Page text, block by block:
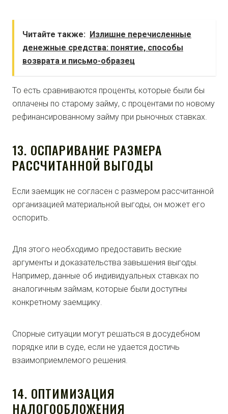
Читайте также: Излишне перечисленные
денежные средства: понятие, способы
возврата и письмо-образец
То есть сравниваются проценты, которые были бы
оплачены по старому займу, с процентами по новому
рефинансированному займу при рыночных ставках.
13. ОСПАРИВАНИЕ РАЗМЕРА
РАССЧИТАННОЙ ВЫГОДЫ
Если заемщик не согласен с размером рассчитанной
организацией материальной выгоды, он может его
оспорить.
Для этого необходимо предоставить веские
аргументы и доказательства завышения выгоды.
Например, данные об индивидуальных ставках по
аналогичным займам, которые были доступны
конкретному заемщику.
Спорные ситуации могут решаться в досудебном
порядке или в суде, если не удается достичь
взаимоприемлемого решения.
14. ОПТИМИЗАЦИЯ
НАЛОГООБЛОЖЕНИЯ